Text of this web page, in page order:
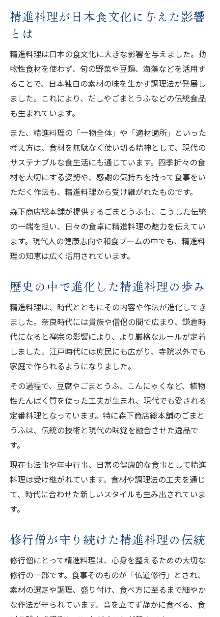
き
精進料理で叶える健康的な栄養バランス
植物性中心の精進料理がもたらす効果
精進料理レシピに学ぶ食事の工夫と知恵
精進料理が現代人の健康に与えるメリット
精進料理で意識したい栄養素のポイント
お茶とともに楽しむ精進料理の心得
精進料理とお茶を味わうための心得
精進料理に合うお茶の選び方と楽しみ方
お茶と精進料理が織りなす食事のひととき
精進料理とお茶の相性を引き出す工夫
お茶を通じて深まる精進料理の魅力
精進料理が日本食文化に与えた影響
とは
精進料理は日本の食文化に大きな影響を与えました。動
物性食材を使わず、旬の野菜や豆類、海藻などを活用す
ることで、日本独自の素材の味を生かす調理法が発展し
ました。これにより、だしやごまとうふなどの伝統食品
も生まれています。
また、精進料理の「一物全体」や「適材適所」といった
考え方は、食材を無駄なく使い切る精神として、現代の
サステナブルな食生活にも通じています。四季折々の食
材を大切にする姿勢や、感謝の気持ちを持って食事をい
ただく作法も、精進料理から受け継がれたものです。
森下商店総本舗が提供するごまとうふも、こうした伝統
の一端を担い、日々の食卓に精進料理の魅力を伝えてい
ます。現代人の健康志向や和食ブームの中でも、精進料
理の知恵は広く活用されています。
歴史の中で進化した精進料理の歩み
精進料理は、時代とともにその内容や作法が進化してき
ました。奈良時代には貴族や僧侶の間で広まり、鎌倉時
代になると禅宗の影響により、より厳格なルールが定着
しました。江戸時代には庶民にも広がり、寺院以外でも
家庭で作られるようになりました。
その過程で、豆腐やごまとうふ、こんにゃくなど、植物
性たんぱく質を使った工夫が生まれ、現代でも愛される
定番料理となっています。特に森下商店総本舗のごまと
うふは、伝統の技術と現代の味覚を融合させた逸品で
す。
現在も法事や年中行事、日常の健康的な食事として精進
料理は受け継がれています。食材や調理法の工夫を通じ
て、時代に合わせた新しいスタイルも生み出されていま
す。
修行僧が守り続けた精進料理の伝統
修行僧にとって精進料理は、心身を整えるための大切な
修行の一部です。食事そのものが「仏道修行」とされ、
素材の選定や調理、盛り付け、食べ方に至るまで細やか
な作法が守られています。音を立てず静かに食べる、食